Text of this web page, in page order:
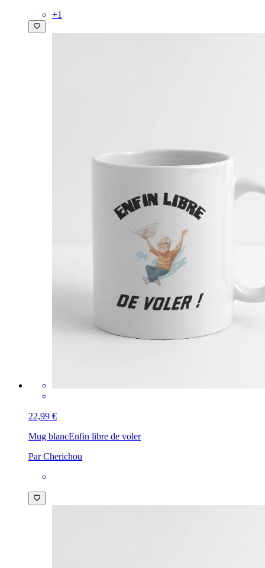
+1
22,99 €
Mug blancEnfin libre de voler
Par Cherichou